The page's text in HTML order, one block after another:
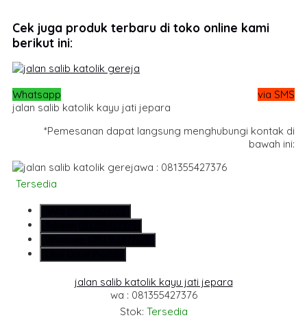
Cek juga produk terbaru di toko online kami
berikut ini:
Whatsapp
via SMS
jalan salib katolik kayu jati jepara
*Pemesanan dapat langsung menghubungi kontak di
bawah ini:
wa : 081355427376
Tersedia
jalan salib katolik kayu jati jepara
wa : 081355427376
Stok: Tersedia